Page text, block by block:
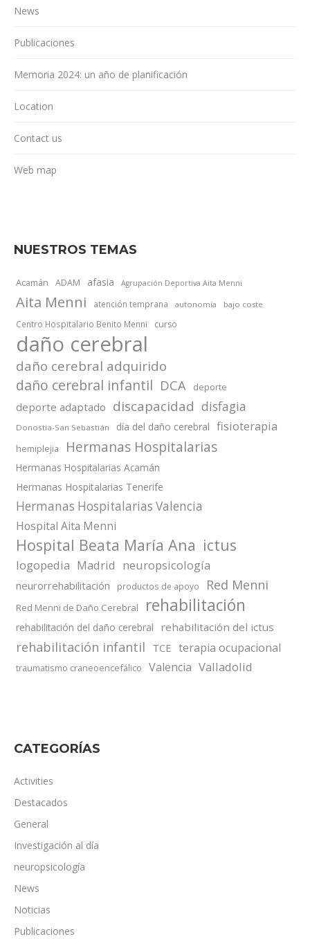
News
Publicaciones
Memoria 2024: un año de planificación
Location
Contact us
Web map
NUESTROS TEMAS
Acamán ADAM afasia Agrupación Deportiva Aita Menni
Aita Menni atención temprana autonomía bajo coste
Centro Hospitalario Benito Menni curso
daño cerebral
daño cerebral adquirido
daño cerebral infantil DCA deporte
deporte adaptado discapacidad disfagia
Donostia-San Sebastián día del daño cerebral fisioterapia
hemiplejia Hermanas Hospitalarias
Hermanas Hospitalarias Acamán
Hermanas Hospitalarias Tenerife
Hermanas Hospitalarias Valencia
Hospital Aita Menni
Hospital Beata María Ana ictus
logopedia Madrid neuropsicología
neurorrehabilitación productos de apoyo Red Menni
Red Menni de Daño Cerebral rehabilitación
rehabilitación del daño cerebral rehabilitación del ictus
rehabilitación infantil TCE terapia ocupacional
traumatismo craneoencefálico Valencia Valladolid
CATEGORÍAS
Activities
Destacados
General
Investigación al día
neuropsicología
News
Noticias
Publicaciones